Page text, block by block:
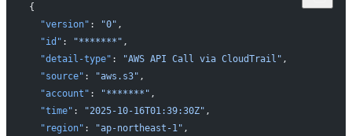
{
  "version"
: "0" ,
  "id"
: "*******" ,
  "detail-type"
: "AWS API Call via CloudTrail" ,
  "source"
: "aws.s3" ,
  "account"
: "*******" ,
  "time"
: "2025-10-16T01:39:30Z" ,
  "region"
: "ap-northeast-1" ,